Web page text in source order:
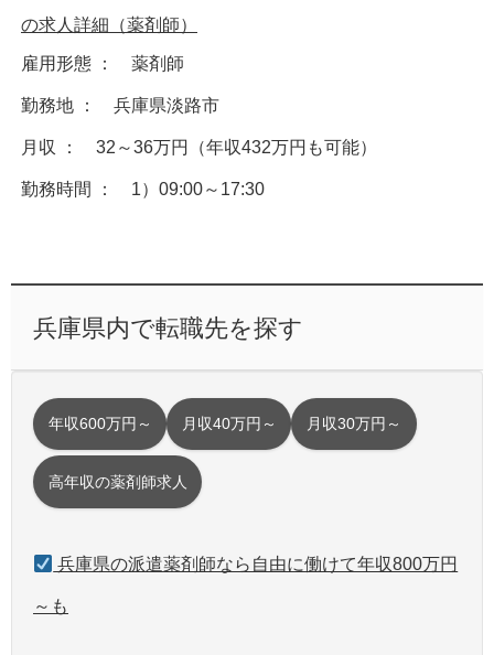
の求人詳細（薬剤師）
雇用形態 ： 薬剤師
勤務地 ： 兵庫県淡路市
月収 ： 32～36万円（年収432万円も可能）
勤務時間 ： 1）09:00～17:30
兵庫県内で転職先を探す
年収600万円～ 月収40万円～ 月収30万円～
高年収の薬剤師求人
兵庫県の派遣薬剤師なら自由に働けて年収800万円
～も